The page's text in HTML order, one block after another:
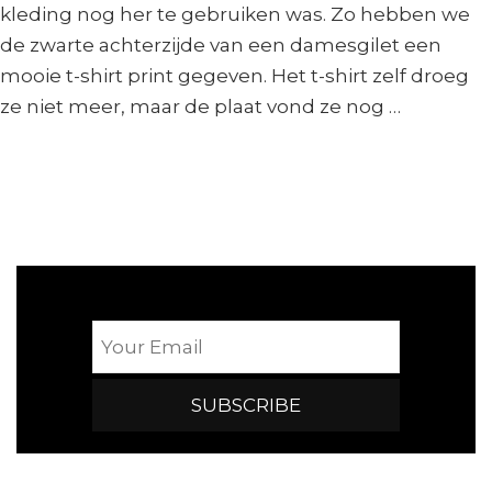
kleding nog her te gebruiken was. Zo hebben we
de zwarte achterzijde van een damesgilet een
mooie t-shirt print gegeven. Het t-shirt zelf droeg
ze niet meer, maar de plaat vond ze nog …